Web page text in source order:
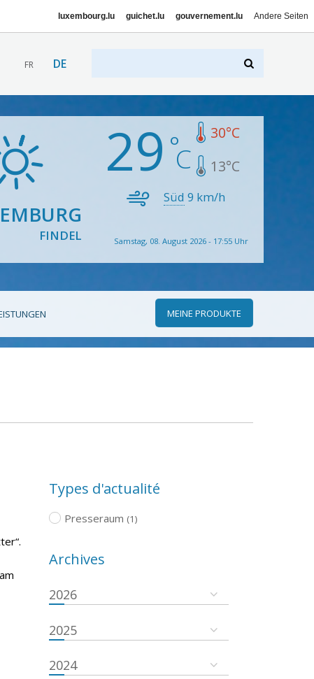
luxembourg.lu guichet.lu gouvernement.lu Andere Seiten
FR DE
FINDEL
29 30°C
13°C
Süd 9 km/h
Samstag, 08. August 2026 - 17:55 Uhr
MEINE PRODUKTE
Types d'actualité
Presseraum (1)
Archives
2026
2025
2024